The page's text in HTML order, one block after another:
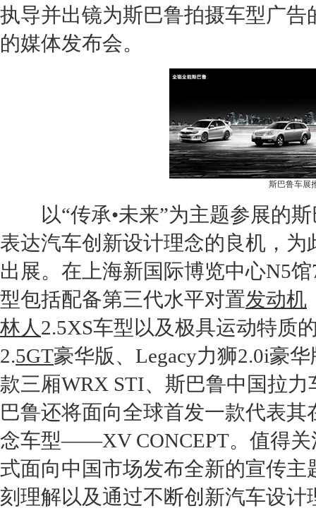
执导并出镜为斯巴鲁拍摄车型广告
的媒体发布会。
斯巴鲁车展
以“传承•未来”为主题参展的
表达汽车创新设计理念的良机，
出展。在上海新国际博览中心N5
型包括配备第三代水平对置发动机
林人 2.5XS车型以及极具运动特质
2.5GT豪华版、 Legacy力狮2.0i豪
款三厢WRX STI、 斯巴鲁中国拉力
巴鲁还将面向全球首发一款代表
念车型——XV CONCEPT。值得关
式面向中国市场发布全新的宣传
刻理解以及通过不断创新汽车设